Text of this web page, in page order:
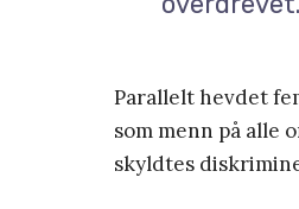
Parallelt hevdet
som menn på alle
skyldtes